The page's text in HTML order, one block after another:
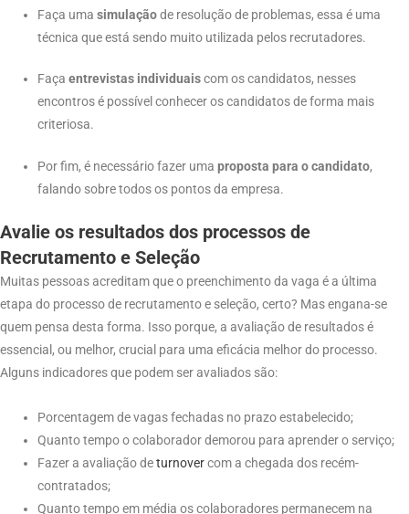
Faça umasimulaçãode resolução de problemas, essa é uma
técnica que está sendo muito utilizada pelos recrutadores.
Façaentrevistas individuaiscom os candidatos, nesses
encontros é possível conhecer os candidatos de forma mais
criteriosa.
Por fim, é necessário fazer umaproposta para o candidato,
falando sobre todos os pontos da empresa.
Avalie os resultados dos processos de
Recrutamento e Seleção
Muitas pessoas acreditam que o preenchimento da vaga é a última
etapa do processo de recrutamento e seleção, certo? Mas engana-se
quem pensa desta forma. Isso porque, a avaliação de resultados é
essencial, ou melhor, crucial para uma eficácia melhor do processo.
Alguns indicadores que podem ser avaliados são:
Porcentagem de vagas fechadas no prazo estabelecido;
Quanto tempo o colaborador demorou para aprender o serviço;
Fazer a avaliação deturnovercom a chegada dos recém-
contratados;
Quanto tempo em média os colaboradores permanecem na